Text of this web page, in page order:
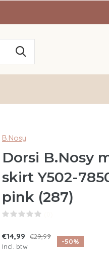
B.Nosy
Dorsi B.Nosy
skirt Y502-
pink (287)
€14,99
€29,99
Incl. btw
-50%